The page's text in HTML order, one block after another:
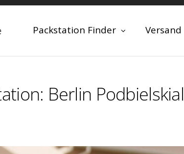
Packstation Finder Versand
Berlin